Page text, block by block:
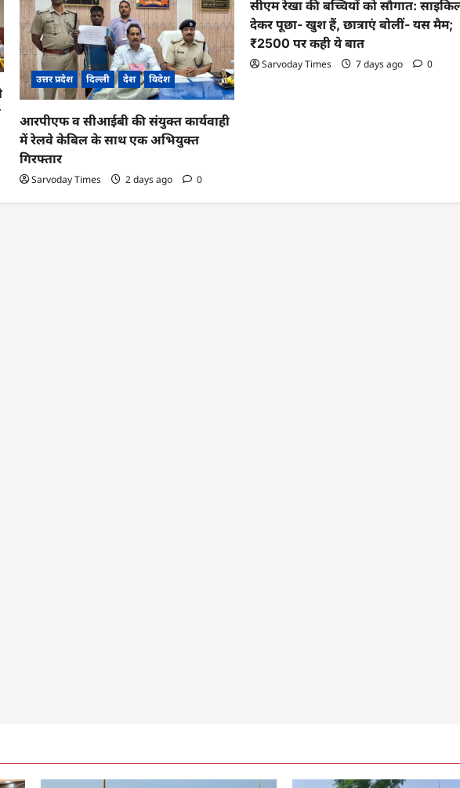
उत्तर प्रदेश दिल्ली देश विदेश
आरपीएफ व सीआईबी की संयुक्त कार्यवाही
में रेलवे केबिल के साथ एक अभियुक्त
गिरफ्तार
Sarvoday Times 2 days ago 0
सीएम रेखा की बच्चियों को सौगात:
देकर पूछा- खुश हैं, छात्राएं बोलीं- यस मैम;
₹2500 पर कही ये बात
Sarvoday Times 7 days ago 0